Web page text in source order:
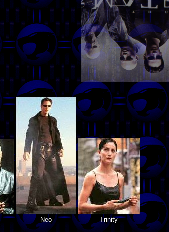
Neo Trinity